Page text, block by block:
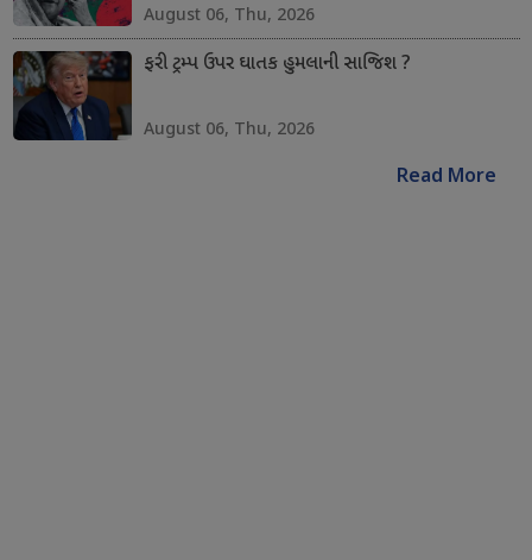
August 06, Thu, 2026
ફરી ટ્રમ્પ ઉપર ઘાતક હુમલાની સાજિશ ?
August 06, Thu, 2026
Read More